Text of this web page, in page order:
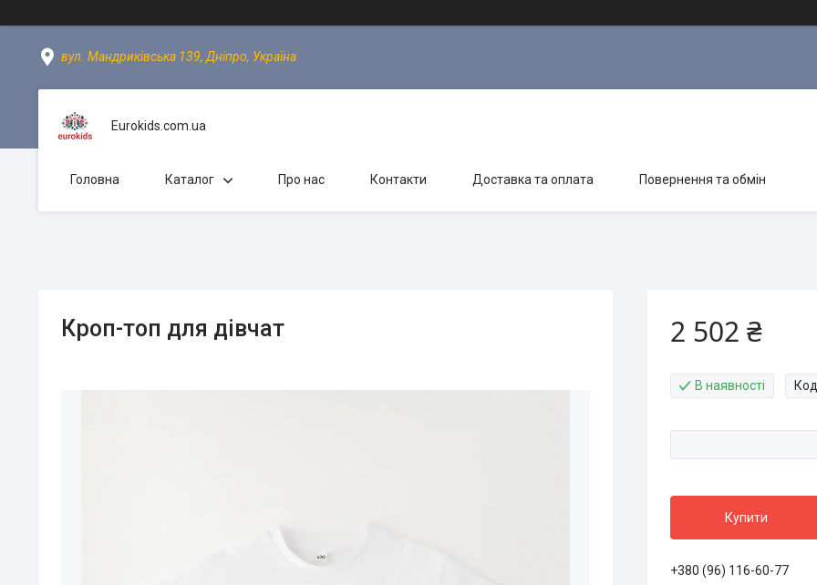
вул. Мандриківська 139, Дніпро, Україна
Eurokids.com.ua
Головна Каталог Про нас Контакти Доставка та оплата Повернення та обмін
Кроп-топ для дівчат 2 502 ₴
В наявності
Купити
+380 (96) 116-60-77